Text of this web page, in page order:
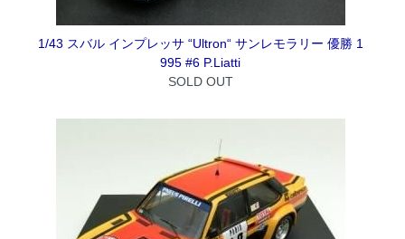
1/43 スバル インプレッサ “Ultron“ サンレモラリー 優勝 1
995 #6 P.Liatti
SOLD OUT